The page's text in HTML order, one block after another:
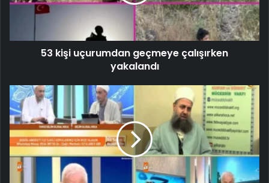
53 kişi uçurumdan geçmeye çalışırken
yakalandı